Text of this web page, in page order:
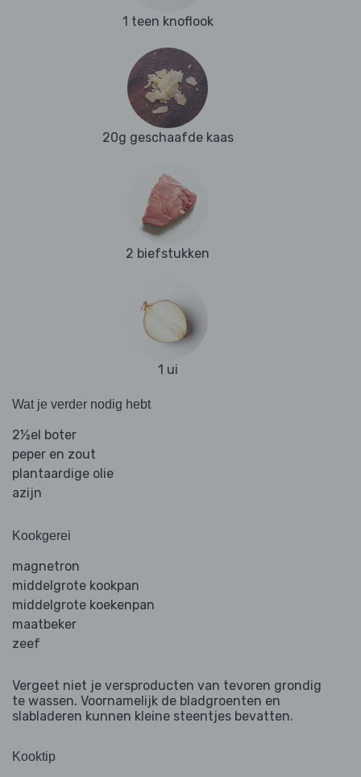
1 teen knoflook
20g geschaafde kaas
2 biefstukken
1 ui
Wat je verder nodig hebt
2½el boter
peper en zout
plantaardige olie
azijn
Kookgerei
magnetron
middelgrote kookpan
middelgrote koekenpan
maatbeker
zeef
Vergeet niet je versproducten van tevoren grondig
te wassen. Voornamelijk de bladgroenten en
slabladeren kunnen kleine steentjes bevatten.
Kooktip